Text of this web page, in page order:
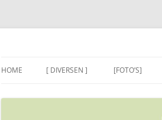
Ga
HOME [ DIVERSEN ] [FOTO’S]